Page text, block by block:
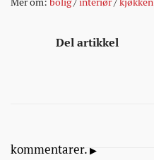
Del artikkel
kommentarer.